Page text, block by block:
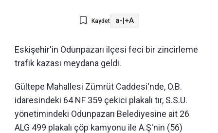
Kaydet a- +A
Eskişehir'in Odunpazarı ilçesi feci bir zincirleme
trafik kazası meydana geldi.
Gültepe Mahallesi Zümrüt Caddesi'nde, O.B.
idaresindeki 64 NF 359 çekici plakalı tır, S.S.U.
yönetimindeki Odunpazarı Belediyesine ait 26
ALG 499 plakalı çöp kamyonu ile A.Ş'nin (56)